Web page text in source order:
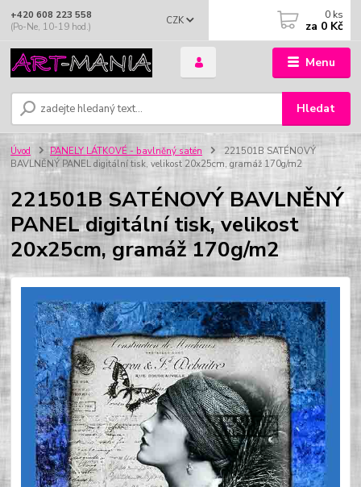
Menu
CZK
Hledat
+420 608 223 558
(Po-Ne, 10-19 hod.)
0 ks
za 0 Kč
Úvod PANELY LÁTKOVÉ - bavlněný satén
221501B SATÉNOVÝ
BAVLNĚNÝ PANEL digitální tisk, velikost 20x25cm, gramáž 170g/m2
221501B SATÉNOVÝ BAVLNĚNÝ
PANEL digitální tisk, velikost
20x25cm, gramáž 170g/m2